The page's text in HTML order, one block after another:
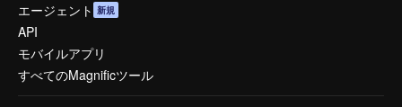
エージェント 新規
API
モバイルアプリ
すべてのMagnificツール